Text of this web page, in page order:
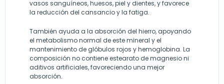
vasos sanguíneos, huesos, piel y dientes, y favorece
la reducción del cansancio y la fatiga.
También ayuda a la absorción del hierro, apoyando
el metabolismo normal de este mineral y el
mantenimiento de glóbulos rojos y hemoglobina. La
composición no contiene estearato de magnesio ni
aditivos artificiales, favoreciendo una mejor
absorción.